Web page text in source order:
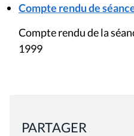
Compte rendu de
Compte rendu de la
1999
PARTAGER